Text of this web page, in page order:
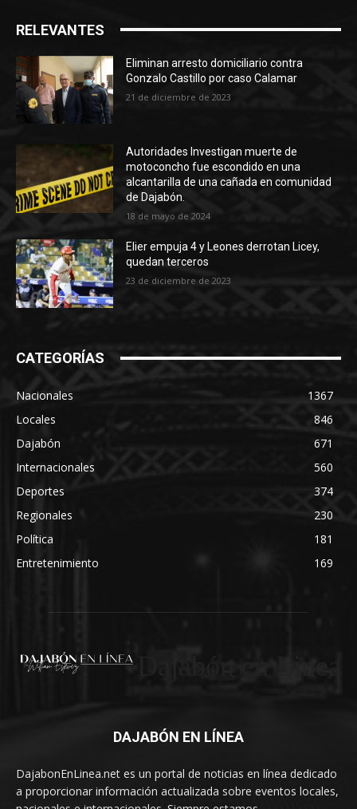
RELEVANTES
Eliminan arresto domiciliario contra
Gonzalo Castillo por caso Calamar
21 de diciembre de 2023
Autoridades Investigan muerte de
motoconcho fue escondido en una
alcantarilla de una cañada en comunidad
de Dajabón.
18 de mayo de 2024
Elier empuja 4 y Leones derrotan Licey,
quedan terceros
23 de diciembre de 2023
CATEGORÍAS
Nacionales
1367
Locales
846
Dajabón
671
Internacionales
560
Deportes
374
Regionales
230
Política
181
Entretenimiento
169
DAJABÓN EN LÍNEA
DajabonEnLinea.net es un portal de noticias en línea dedicado
a proporcionar información actualizada sobre eventos locales,